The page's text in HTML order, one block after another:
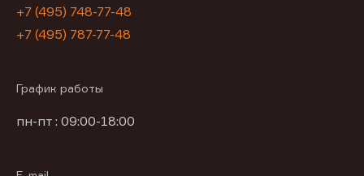
+7 (495) 748-77-48
+7 (495) 787-77-48
График работы
пн-пт : 09:00-18:00